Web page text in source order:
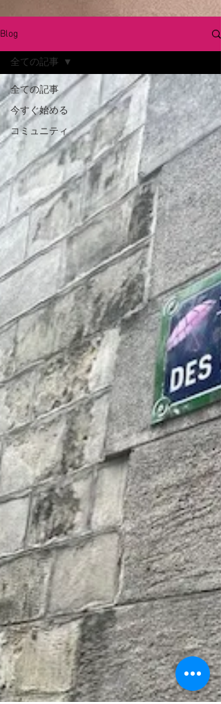
Blog
全ての記事
今すぐ始める
コミュニティ
全ての記事